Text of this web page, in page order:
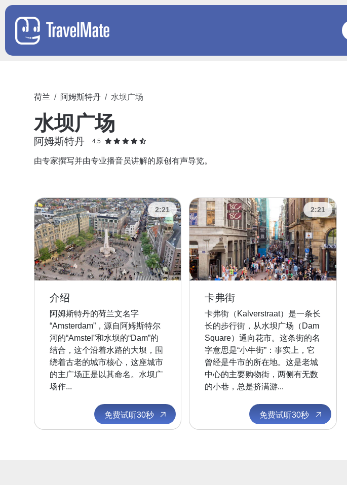
荷兰 阿姆斯特丹 水坝广场
水坝广场
阿姆斯特丹 4.5
由专家撰写并由专业播音员讲解的原创有声导览。
2:21
介绍
阿姆斯特丹的荷兰文名字
“Amsterdam”，源自阿姆斯特尔
河的“Amstel”和水坝的“Dam”的
结合，这个沿着水路的大坝，围
绕着古老的城市核心，这座城市
的主广场正是以其命名。水坝广
场作...
免费试听30秒
2:21
卡弗街
卡弗街（Kalverstraat）是一条长
长的步行街，从水坝广场（Dam
Square）通向花市。这条街的名
字意思是“小牛街”：事实上，它
曾经是牛市的所在地。这是老城
中心的主要购物街，两侧有无数
的小巷，总是挤满游...
免费试听30秒